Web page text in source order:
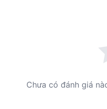
Chưa có đánh giá